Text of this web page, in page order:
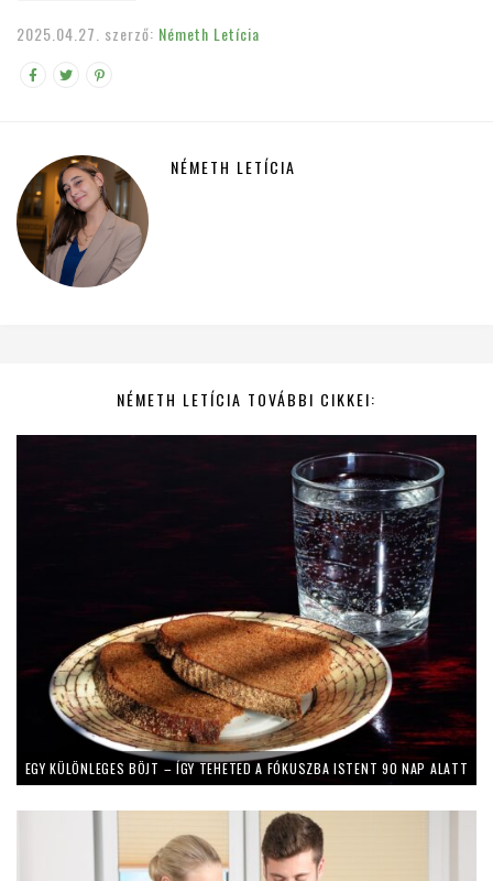
2025.04.27. szerző: Németh Letícia
NÉMETH LETÍCIA
NÉMETH LETÍCIA TOVÁBBI CIKKEI:
EGY KÜLÖNLEGES BÖJT – ÍGY TEHETED A FÓKUSZBA ISTENT 90 NAP ALATT